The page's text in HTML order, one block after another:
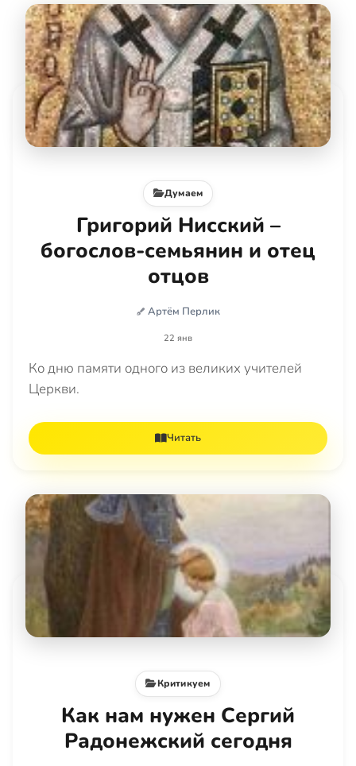
Думаем
Григорий Нисский –
богослов-семьянин и отец
отцов
Артём Перлик
22 янв
Ко дню памяти одного из великих учителей
Церкви.
Читать
Критикуем
Как нам нужен Сергий
Радонежский сегодня